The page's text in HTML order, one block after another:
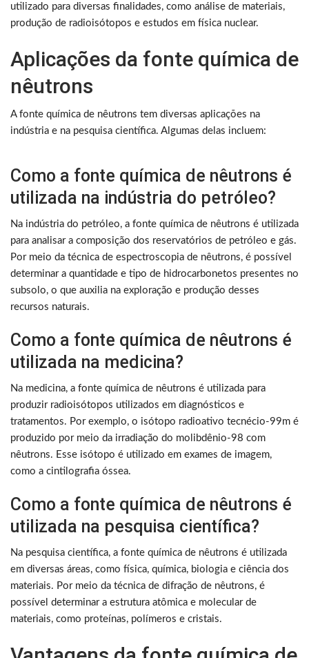
utilizado para diversas finalidades, como análise de materiais,
produção de radioisótopos e estudos em física nuclear.
Aplicações da fonte química de
nêutrons
A fonte química de nêutrons tem diversas aplicações na
indústria e na pesquisa científica. Algumas delas incluem:
Como a fonte química de nêutrons é
utilizada na indústria do petróleo?
Na indústria do petróleo, a fonte química de nêutrons é utilizada
para analisar a composição dos reservatórios de petróleo e gás.
Por meio da técnica de espectroscopia de nêutrons, é possível
determinar a quantidade e tipo de hidrocarbonetos presentes no
subsolo, o que auxilia na exploração e produção desses
recursos naturais.
Como a fonte química de nêutrons é
utilizada na medicina?
Na medicina, a fonte química de nêutrons é utilizada para
produzir radioisótopos utilizados em diagnósticos e
tratamentos. Por exemplo, o isótopo radioativo tecnécio-99m é
produzido por meio da irradiação do molibdênio-98 com
nêutrons. Esse isótopo é utilizado em exames de imagem,
como a cintilografia óssea.
Como a fonte química de nêutrons é
utilizada na pesquisa científica?
Na pesquisa científica, a fonte química de nêutrons é utilizada
em diversas áreas, como física, química, biologia e ciência dos
materiais. Por meio da técnica de difração de nêutrons, é
possível determinar a estrutura atômica e molecular de
materiais, como proteínas, polímeros e cristais.